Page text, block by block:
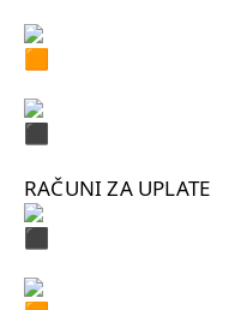
RAČUNI ZA UPLATE